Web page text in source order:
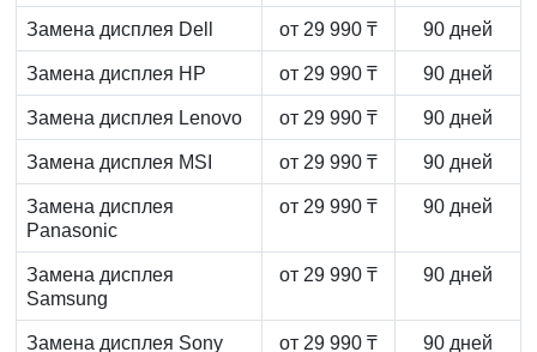
Замена дисплея Dell от 29 990 ₸ 90 дней
Замена дисплея HP от 29 990 ₸ 90 дней
Замена дисплея Lenovo от 29 990 ₸ 90 дней
Замена дисплея MSI от 29 990 ₸ 90 дней
Замена дисплея
Panasonic
от 29 990 ₸ 90 дней
Замена дисплея
Samsung
от 29 990 ₸ 90 дней
Замена дисплея Sony от 29 990 ₸ 90 дней